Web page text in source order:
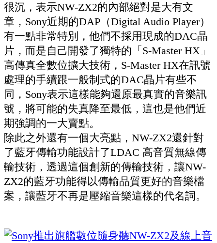
很沉，表示NW-ZX2的內部絕對是大有文
章，Sony近期的DAP（Digital Audio Player）
有一點非常特別，他們不採用現成的DAC晶
片，而是自己開發了獨特的「S-Master HX」
高傳真全數位擴大技術，S-Master HX在訊號
處理的手續跟一般制式的DAC晶片有些不
同，Sony表示這樣能夠還原最真實的音樂訊
號，將可能的失真降至最低，這也是他們近
期強調的一大賣點。
除此之外還有一個大亮點，NW-ZX2還針對
了藍牙傳輸功能設計了LDAC 高音質無線傳
輸技術，透過這個創新的傳輸技術，讓NW-
ZX2的藍牙功能得以傳輸品質更好的音樂檔
案，讓藍牙不再是壓縮音樂這樣的代名詞。